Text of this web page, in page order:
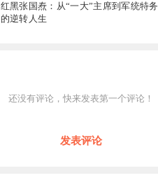
红黑张国焘：从“一大”主席到军统特务
的逆转人生
还没有评论，快来发表第一个评论！
发表评论